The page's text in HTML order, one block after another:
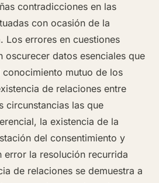
contradicciones en las
con ocasión de la
Los errores en cuestiones
oscurecer datos esenciales que
mutuo de los
de relaciones entre
circunstancias las que
la existencia de la
del consentimiento y
error la resolución recurrida
de relaciones se demuestra a